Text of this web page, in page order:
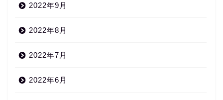
2022年9月
2022年8月
2022年7月
2022年6月